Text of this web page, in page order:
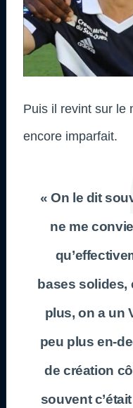
Puis il revint sur le
encore imparfait.
« On le dit
ne me
bases
plus, on a un
peu plus en-
de création
souvent